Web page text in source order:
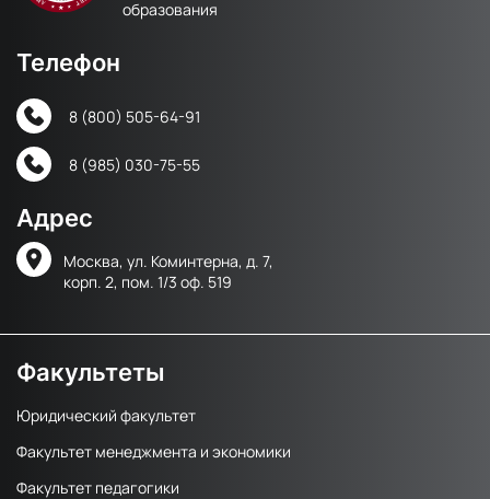
образования
Телефон
8 (800) 505-64-91
8 (985) 030-75-55
Адрес
Москва, ул. Коминтерна, д. 7,
корп. 2, пом. 1/3 оф. 519
Факультеты
Юридический факультет
Факультет менеджмента и экономики
Факультет педагогики